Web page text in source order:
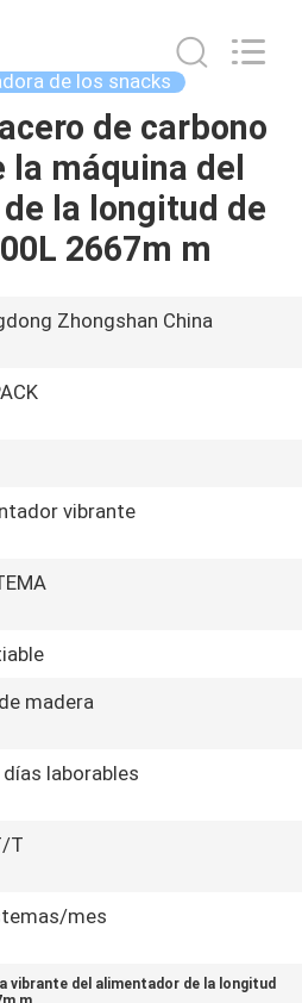
de los snacks
de carbono
la máquina del
la longitud de
2667m m
Zhongshan China
vibrante
madera
días laborables
T
mes
vibrante del alimentador de la longitud